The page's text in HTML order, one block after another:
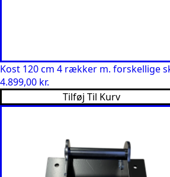
Kost 120 cm 4 rækker m. forskellige
4.899,00 kr.
Tilføj Til Kurv